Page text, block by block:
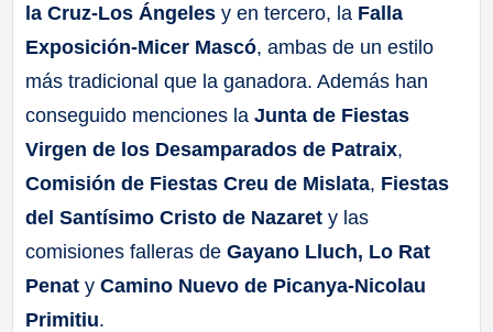
la Cruz-Los Ángeles y en tercero, la Falla
Exposición-Micer Mascó, ambas de un estilo
más tradicional que la ganadora. Además han
conseguido menciones laJunta de Fiestas
Virgen de los Desamparados de Patraix,
Comisión de Fiestas Creu de Mislata, Fiestas
del Santísimo Cristo de Nazaret y las
comisiones falleras deGayano Lluch, Lo Rat
Penat yCamino Nuevo de Picanya-Nicolau
Primitiu.